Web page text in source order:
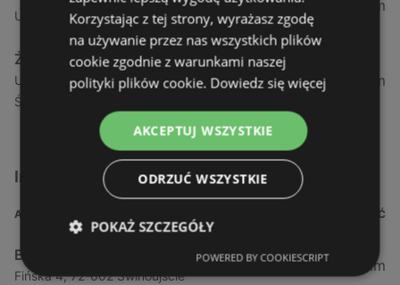
Ul. Armii Krajowej 12 / 1a, 72-600 Świnoujście
1,04 km
Żabka
Ul. Wybrzeże Wł. Iv 26/27 Lok. Lu, 72-600
Świnoujście
1,05 km
Inne sklepy Supermarkety w pobliżu
ADRES ODLEGŁOŚĆ
Biedronka
Fińska 4, 72-602 Świnoujście
0,23 km
Korzystając z tej strony, wyrażasz zgodę
na używanie przez nas wszystkich plików
cookie zgodnie z warunkami naszej
polityki plików cookie. Dowiedz się więcej
AKCEPTUJ WSZYSTKIE
ODRZUĆ WSZYSTKIE
POKAŻ SZCZEGÓŁY
POWERED BY COOKIESCRIPT